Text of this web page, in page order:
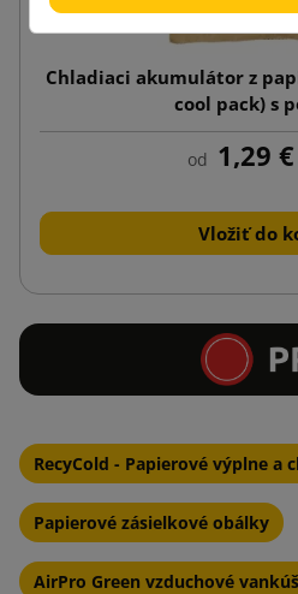
Chladiaci akumulátor z
cool pack) s
od 1,29 €
Vložiť do
RecyCold - Papierové výplne a
Papierové zásielkové obálky
AirPro Green vzduchové